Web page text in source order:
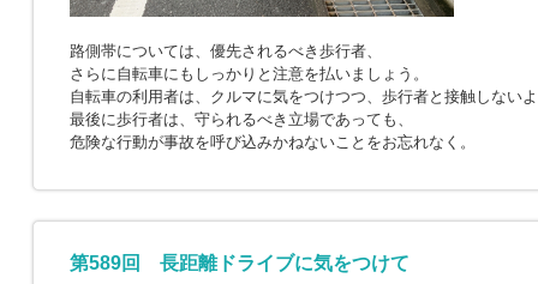
路側帯については、優先されるべき歩行者、
さらに自転車にもしっかりと注意を払いましょう。
自転車の利用者は、クルマに気をつけつつ、歩行者と接触しない
最後に歩行者は、守られるべき立場であっても、
危険な行動が事故を呼び込みかねないことをお忘れなく。
第589回 長距離ドライブに気をつけて